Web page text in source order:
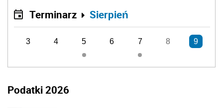
Terminarz Sierpień
3 4 5 6 7 8 9
Podatki 2026